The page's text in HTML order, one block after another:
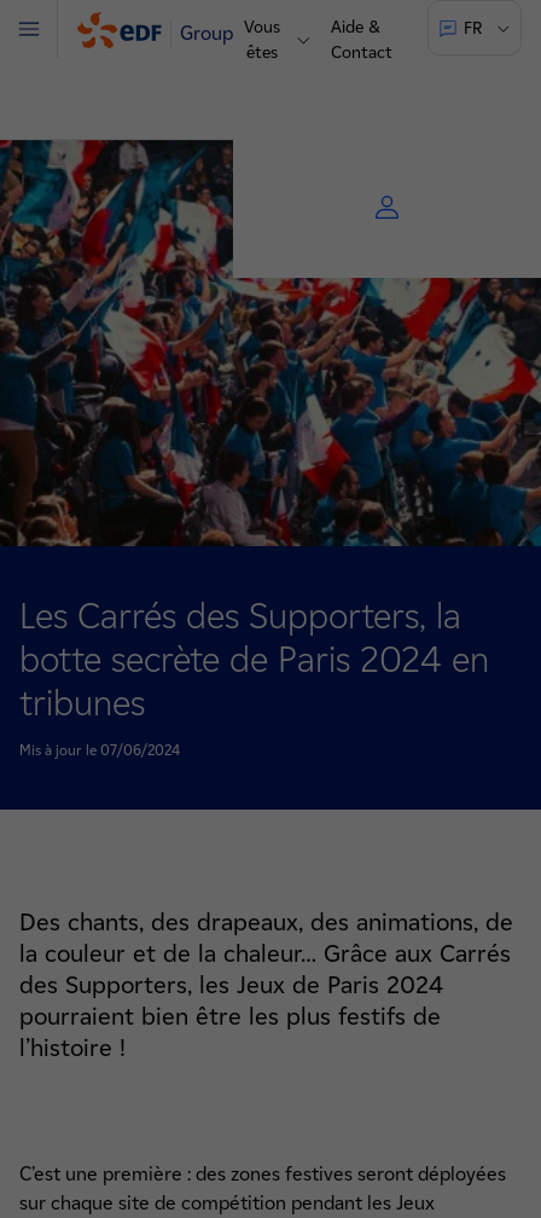
Groupe Vous
êtes
Aide &
Contact
FR
Menu
Les Carrés des Supporters, la
botte secrète de Paris 2024 en
tribunes
Mis à jour le 07/06/2024
Des chants, des drapeaux, des animations, de
la couleur et de la chaleur… Grâce aux Carrés
des Supporters, les Jeux de Paris 2024
pourraient bien être les plus festifs de
l’histoire !
C’est une première : des zones festives seront déployées
sur chaque site de compétition pendant les Jeux